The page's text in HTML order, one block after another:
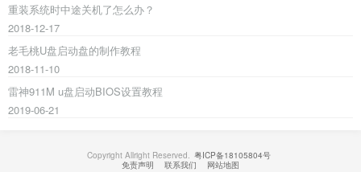
重装系统时中途关机了怎么办？
2018-12-17
老毛桃U盘启动盘的制作教程
2018-11-10
雷神911M u盘启动BIOS设置教程
2019-06-21
Copyright Allright Reserved. 粤ICP备18105804号
免责声明
联系我们 网站地图